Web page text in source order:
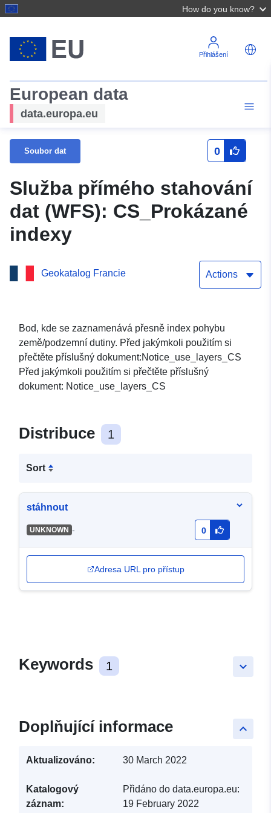
How do you know?
Přihlášení
European data
data.europa.eu
Soubor dat 0
Služba přímého stahování
dat (WFS): CS_Prokázané
indexy
Geokatalog Francie Actions
Bod, kde se zaznamenává přesně index pohybu
země/podzemní dutiny. Před jakýmkoli použitím si
přečtěte příslušný dokument:Notice_use_layers_CS
Před jakýmkoli použitím si přečtěte příslušný
dokument: Notice_use_layers_CS
Distribuce 1
Sort
stáhnout
UNKNOWN - 0
Adresa URL pro přístup
keyboard_arrow_down
Keywords 1
keyboard_arrow_up
Doplňující informace
Aktualizováno: 30 March 2022
Katalogový
záznam:
Přidáno do data.europa.eu:
19 February 2022